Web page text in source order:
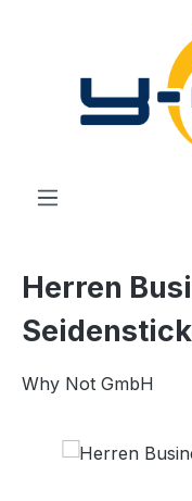
Zum Hauptinhalt
Herren
Why Not GmbH
Bildergalerie